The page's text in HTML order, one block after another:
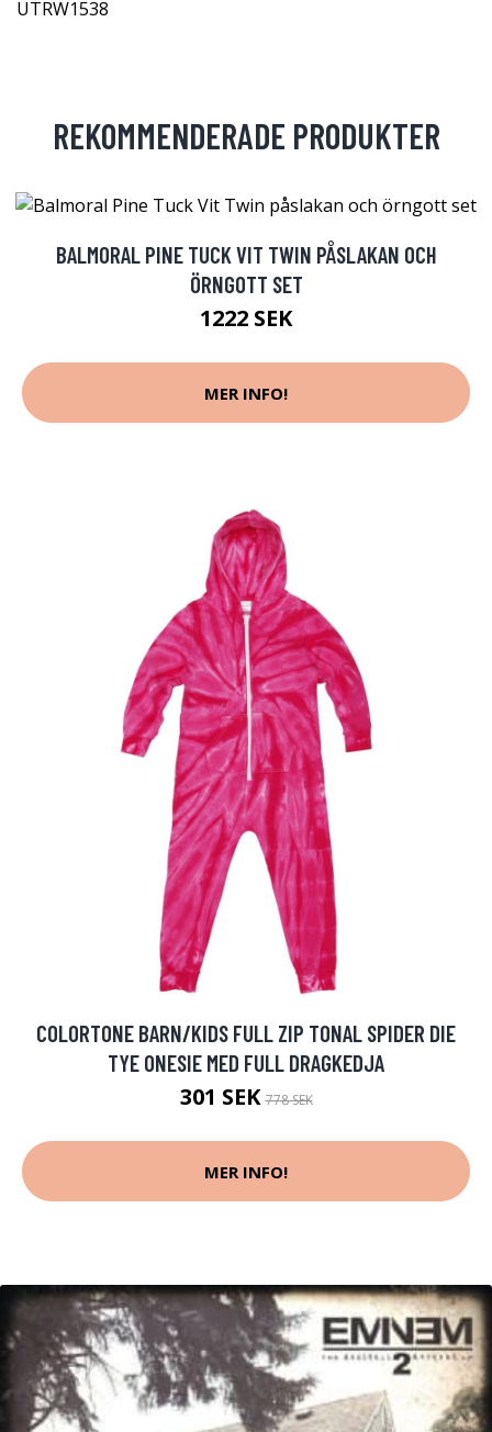
UTRW1538
REKOMMENDERADE PRODUKTER
BALMORAL PINE TUCK VIT TWIN PÅSLAKAN OCH
ÖRNGOTT SET
1222 SEK
MER INFO!
COLORTONE BARN/KIDS FULL ZIP TONAL SPIDER DIE
TYE ONESIE MED FULL DRAGKEDJA
301 SEK778 SEK
MER INFO!